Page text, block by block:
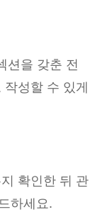
션을 갖춘 전
성할 수 있게
확인한 뒤 관
하세요.